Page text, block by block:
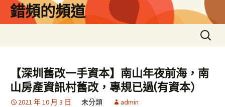
錯頻的頻道
搜
尋
鍵
字:
【深圳舊改一手資本】南山年夜前海，南
山房產資訊村舊改，專規已過(有資本）
2021 年 10 月 3 日 未分類 admin